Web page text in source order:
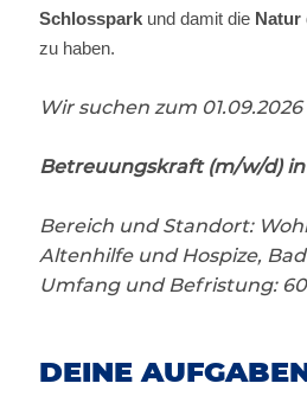
Schlosspark und damit die Natur
zu haben.
Wir suchen zum
Betreuungskraft (m/w/d)
Bereich und Standort:
Altenhilfe und Hospize,
Umfang und Befristung:
DEINE